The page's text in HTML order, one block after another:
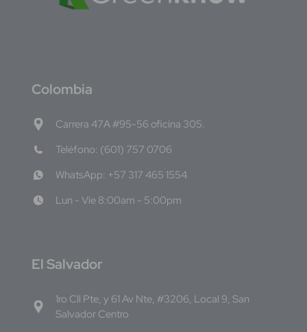
Colombia
Carrera 47A #95-56 oficina 305.
Teléfono: (601) 757 0706
WhatsApp: +57 317 465 1554
Lun - Vie 8:00am - 5:00pm
El Salvador
1ro Cll Pte, y 61 Av Nte, #3206, Local 9, San
Salvador Centro